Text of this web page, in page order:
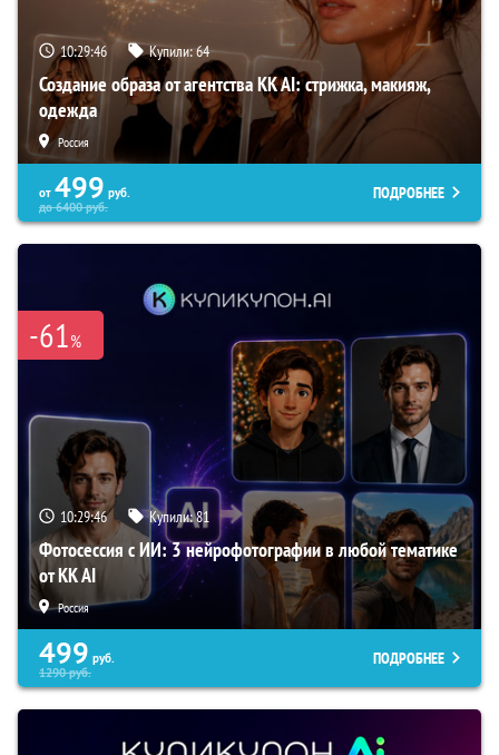
10:29:45 Купили:64
Создание образа от агентства KK AI: стрижка, макияж,
одежда
Россия
от 499 руб.
до6400руб.
ПОДРОБНЕЕ
-61%
10:29:45 Купили:81
Фотосессия с ИИ: 3 нейрофотографии в любой тематике
от KK AI
Россия
499 руб.
1290руб.
ПОДРОБНЕЕ